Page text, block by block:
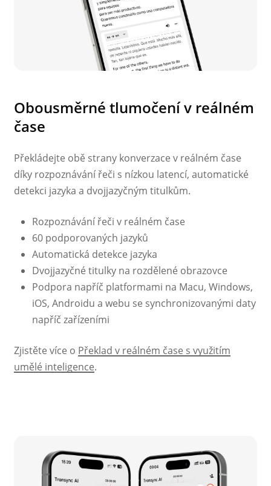
Obousměrné tlumočení v reálném
čase
Překládejte obě strany konverzace v reálném čase
díky rozpoznávání řeči s nízkou latencí, automatické
detekci jazyka a dvojjazyčným titulkům.
Rozpoznávání řeči v reálném čase
60 podporovaných jazyků
Automatická detekce jazyka
Dvojjazyčné titulky na rozdělené obrazovce
Podpora napříč platformami na Macu, Windows,
iOS, Androidu a webu se synchronizovanými daty
napříč zařízeními
Zjistěte více o Překlad v reálném čase s využitím
umělé inteligence.